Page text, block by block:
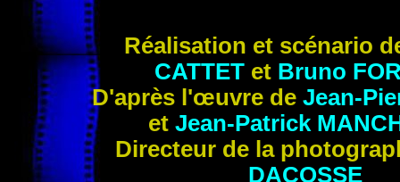
Réalisation et scénario
CATTET et Bruno
D'après l'œuvre de Jean-
et Jean-Patrick
Directeur de la
DACOSSE